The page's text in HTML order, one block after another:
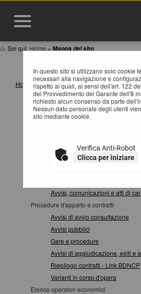
Sei qui: Home » Mappa del sito
In questo sito si utilizzano solo cookie
necessari alla navigazione e
rispetto ai quali, ai sensi dell'art. 122
del Provvedimento del Garante dell'8
richiesto alcun consenso da parte
Nessun dato personale degli utenti
sito mediante cookie.
Verifica Anti-Robot
Clicca per iniziare
MAPPA SITO
Home
Informazioni
Istruzioni e manuali
F.A.Q.
Help desk operatori economici
Atti e documenti di carattere generale
Avvisi, comunicazioni e atti di
Procedure d'appalto e contratti
Avvisi di avvio consultazione
Avvisi pubblici
Gare e procedure
Avvisi di aggiudicazione, esiti e
Riepilogo contratti - Link BDNCP
Varianti in corso d'opera
Elenco operatori economici